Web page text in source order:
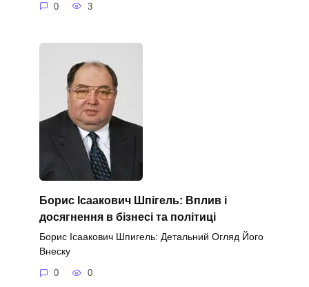
0 3
Борис Ісаакович Шпігель: Вплив і
досягнення в бізнесі та політиці
Борис Ісаакович Шпигель: Детальний Огляд Його
Внеску
0 0